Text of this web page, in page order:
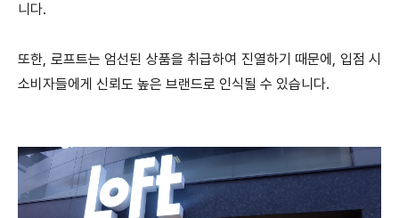
니다.
또한, 로프트는 엄선된 상품을 취급하여 진열하기 때문에, 입점 시
소비자들에게 신뢰도 높은 브랜드로 인식될 수 있습니다.